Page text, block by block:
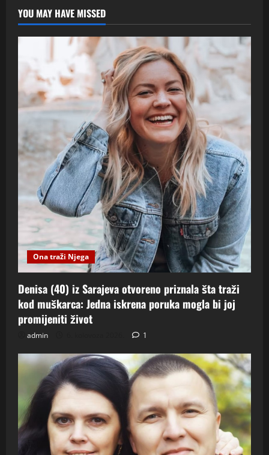
YOU MAY HAVE MISSED
Ona traži Njega
Denisa (40) iz Sarajeva otvoreno priznala šta traži
kod muškarca: Jedna iskrena poruka mogla bi joj
promijeniti život
admin 1